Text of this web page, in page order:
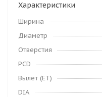
Характеристики
Ширина
Диаметр
Отверстия
PCD
Вылет (ET)
DIA